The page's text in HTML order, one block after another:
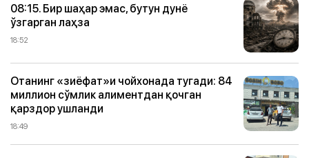
08:15. Бир шаҳар эмас, бутун дунё
ўзгарган лаҳза
18:52
Отанинг «зиёфат»и чойхонада тугади: 84
миллион сўмлик алиментдан қочган
қарздор ушланди
18:49